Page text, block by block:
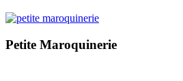
Petite Maroquinerie